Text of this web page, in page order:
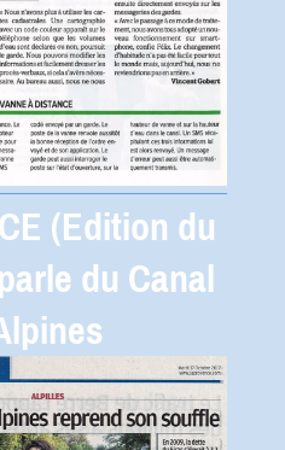
(Edition du
du Canal